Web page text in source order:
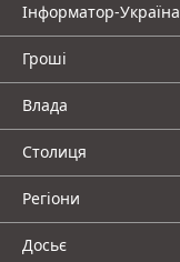
Інформатор-Україна
Гроші
Влада
Столиця
Регіони
Досьє